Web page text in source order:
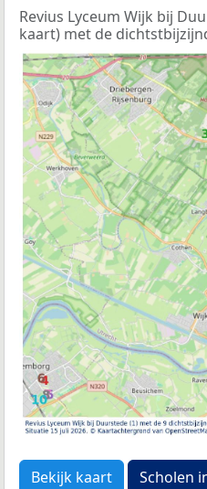
Revius Lyceum Wijk bij
kaart) met de
Bekijk kaart Scholen